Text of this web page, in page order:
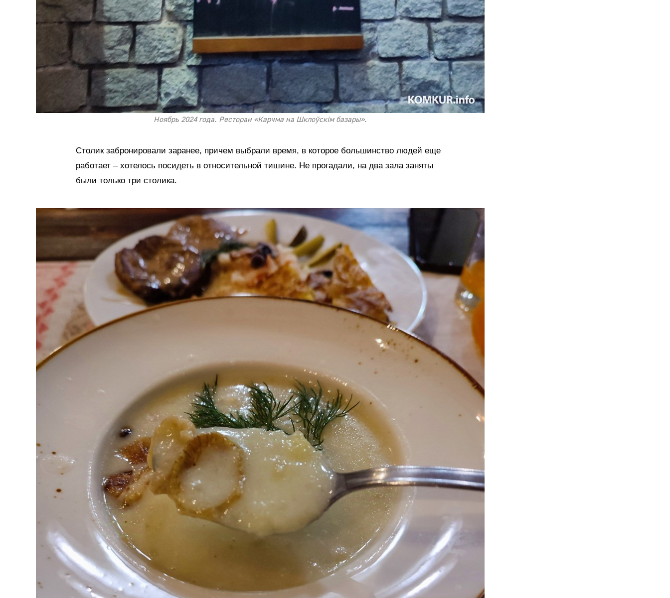
Ноябрь 2024 года. Ресторан «Карчма на Шклоўскiм базары».
Столик забронировали заранее, причем выбрали время, в которое большинство людей еще
работает – хотелось посидеть в относительной тишине. Не прогадали, на два зала заняты
были только три столика.